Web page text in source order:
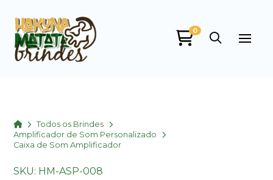
0
HomeTodos os Brindes
Amplificador de Som Personalizado
Caixa de Som Amplificador
SKU: HM-ASP-008